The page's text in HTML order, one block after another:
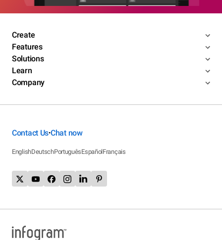
Create
Features
Solutions
Learn
Company
Contact Us•Chat now
EnglishDeutschPortuguêsEspañolFrançais